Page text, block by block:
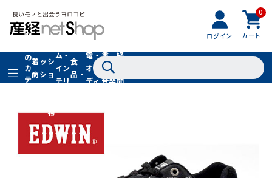
ログイン
0
カート
全
の
カ
テ
着
商
品
フ
ッ
シ
ョ
フ
ァ
シ
ョ
ン
物
ム・
イン
テリ
グル
食
品・
ドリ
家
電・
オー
ディ
書
籍・
音楽
経
聞